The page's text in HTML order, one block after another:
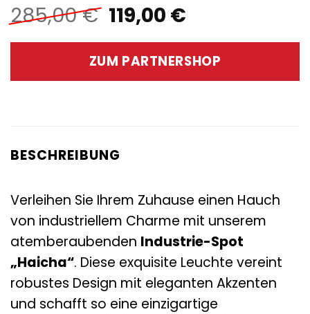
285,00€ Ursprünglicher
Preis
war:
285,00 €
119,00 €Aktueller
ist:
119,00 €.
ZUM PARTNERSHOP
BESCHREIBUNG
Verleihen Sie Ihrem Zuhause einen Hauch
von industriellem Charme mit unserem
atemberaubenden Industrie-Spot
„Haicha“. Diese exquisite Leuchte vereint
robustes Design mit eleganten Akzenten
und schafft so eine einzigartige